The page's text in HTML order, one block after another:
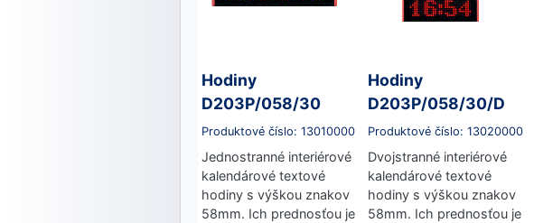
Hodiny
D203P/058/30
Produktové číslo: 13010000
Jednostranné interiérové
kalendárové textové
hodiny s výškou znakov
58mm. Ich prednosťou je
Hodiny
D203P/058/30/D
Produktové číslo: 13020000
Dvojstranné interiérové
kalendárové textové
hodiny s výškou znakov
58mm. Ich prednosťou je